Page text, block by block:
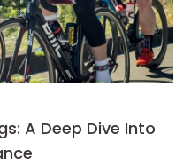
A Deep Dive Into